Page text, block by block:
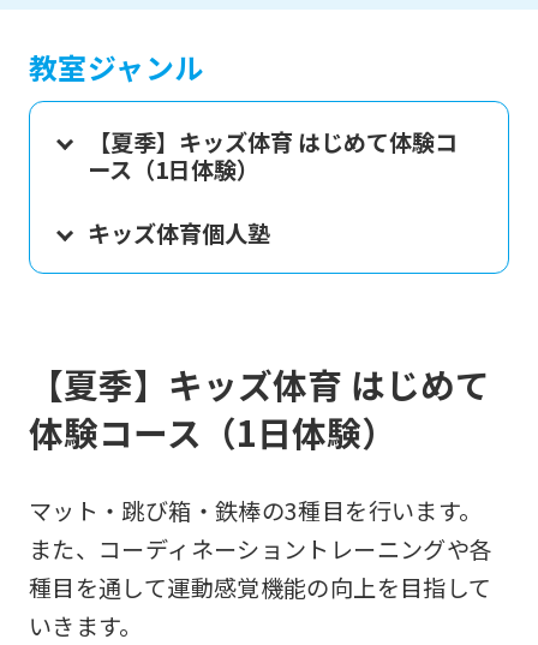
教室ジャンル
【夏季】キッズ体育 はじめて体験コ
ース（1日体験）
キッズ体育個人塾
【夏季】キッズ体育 はじめて
体験コース（1日体験）
マット・跳び箱・鉄棒の3種目を行います。
また、コーディネーショントレーニングや各
種目を通して運動感覚機能の向上を目指して
いきます。